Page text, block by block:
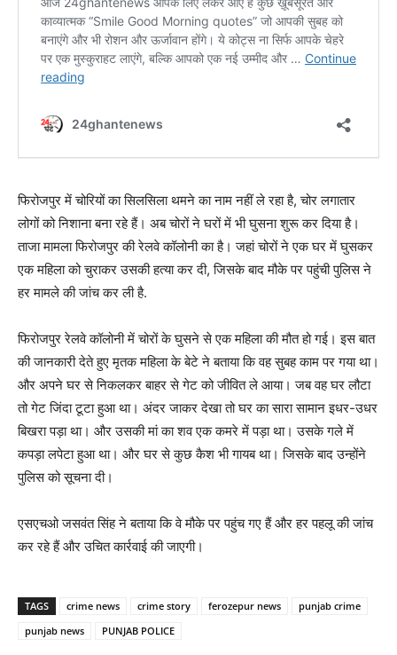
फिरोजपुर में चोरियों का सिलसिला थमने का नाम नहीं ले रहा है, चोर लगातार
लोगों को निशाना बना रहे हैं। अब चोरों ने घरों में भी घुसना शुरू कर दिया है।
ताजा मामला फिरोजपुर की रेलवे कॉलोनी का है। जहां चोरों ने एक घर में घुसकर
एक महिला को चुराकर उसकी हत्या कर दी, जिसके बाद मौके पर पहुंची पुलिस ने
हर मामले की जांच कर ली है.
फिरोजपुर रेलवे कॉलोनी में चोरों के घुसने से एक महिला की मौत हो गई। इस बात
की जानकारी देते हुए मृतक महिला के बेटे ने बताया कि वह सुबह काम पर गया था।
और अपने घर से निकलकर बाहर से गेट को जीवित ले आया। जब वह घर लौटा
तो गेट जिंदा टूटा हुआ था। अंदर जाकर देखा तो घर का सारा सामान इधर-उधर
बिखरा पड़ा था। और उसकी मां का शव एक कमरे में पड़ा था। उसके गले में
कपड़ा लपेटा हुआ था। और घर से कुछ कैश भी गायब था। जिसके बाद उन्होंने
पुलिस को सूचना दी।
एसएचओ जसवंत सिंह ने बताया कि वे मौके पर पहुंच गए हैं और हर पहलू की जांच
कर रहे हैं और उचित कार्रवाई की जाएगी।
TAGS crime news crime story ferozepur news
punjab crime
punjab news
PUNJAB POLICE